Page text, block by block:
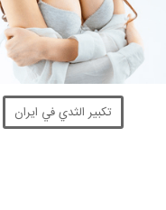
تكبير الثدي في ايران